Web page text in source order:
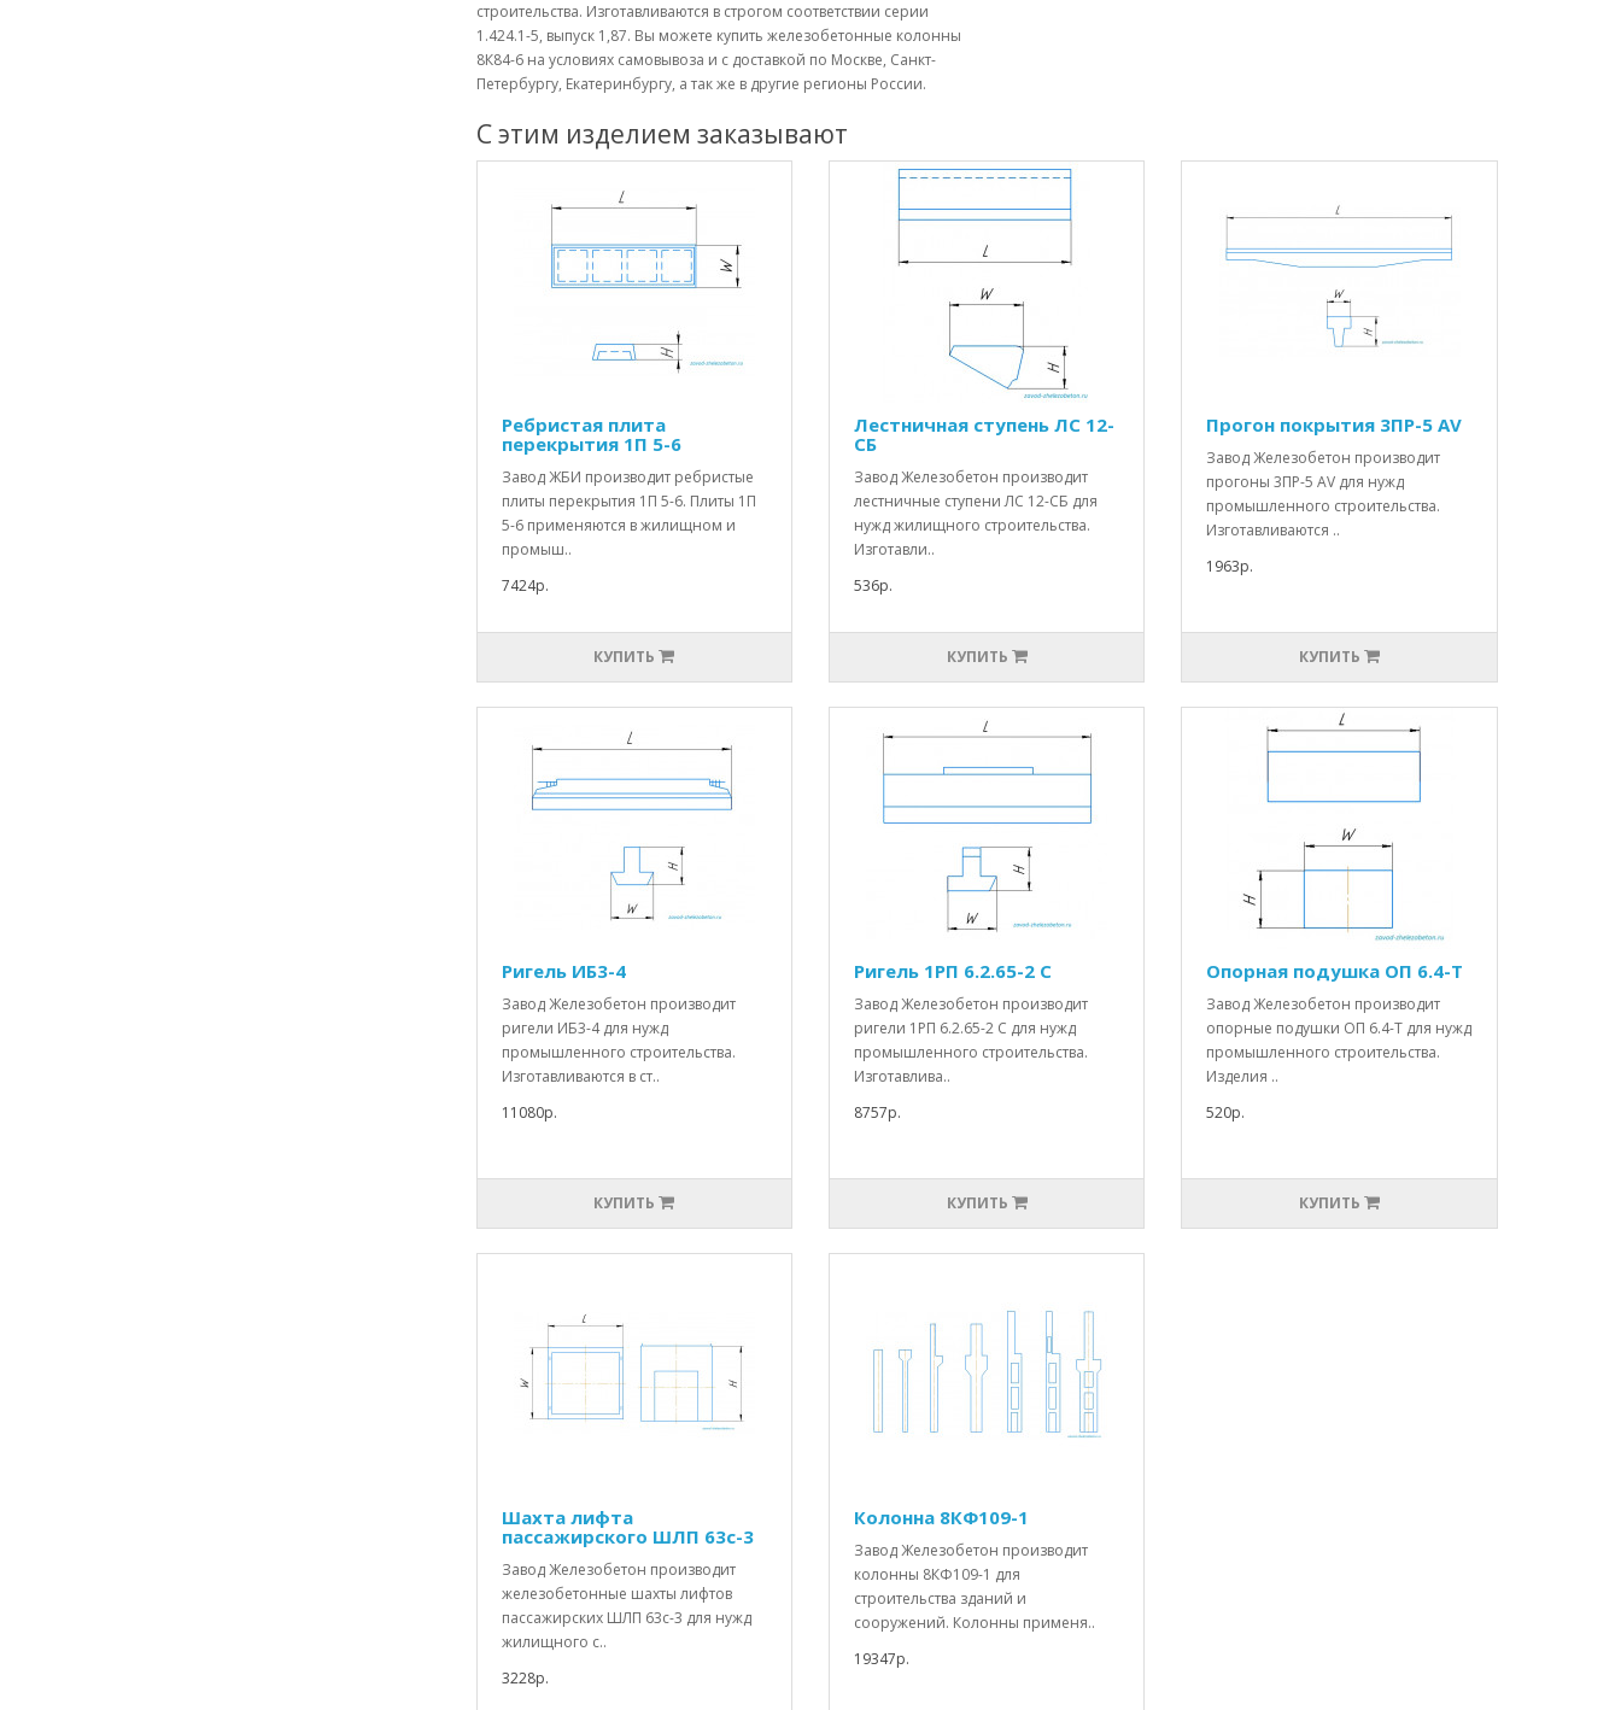
строительства. Изготавливаются в строгом соответствии серии
1.424.1-5, выпуск 1,87. Вы можете купить железобетонные колонны
8К84-6 на условиях самовывоза и с доставкой по Москве, Санкт-
Петербургу, Екатеринбургу, а так же в другие регионы России.
С этим изделием заказывают
Ребристая плита
перекрытия 1П 5-6
Завод ЖБИ производит ребристые
плиты перекрытия 1П 5-6. Плиты 1П
5-6 применяются в жилищном и
промыш..
7424р.
КУПИТЬ
Лестничная ступень ЛС 12-
СБ
Завод Железобетон производит
лестничные ступени ЛС 12-СБ для
нужд жилищного строительства.
Изготавли..
536р.
КУПИТЬ
Прогон покрытия 3ПР-5 АV
Завод Железобетон производит
прогоны 3ПР-5 АV для нужд
промышленного строительства.
Изготавливаются ..
1963р.
КУПИТЬ
Ригель ИБ3-4
Завод Железобетон производит
ригели ИБ3-4 для нужд
промышленного строительства.
Изготавливаются в ст..
11080р.
КУПИТЬ
Ригель 1РП 6.2.65-2 С
Завод Железобетон производит
ригели 1РП 6.2.65-2 С для нужд
промышленного строительства.
Изготавлива..
8757р.
КУПИТЬ
Опорная подушка ОП 6.4-Т
Завод Железобетон производит
опорные подушки ОП 6.4-Т для нужд
промышленного строительства.
Изделия ..
520р.
КУПИТЬ
Шахта лифта
пассажирского ШЛП 63с-3
Завод Железобетон производит
железобетонные шахты лифтов
пассажирских ШЛП 63с-3 для нужд
жилищного с..
3228р.
Колонна 8КФ109-1
Завод Железобетон производит
колонны 8КФ109-1 для
строительства зданий и
сооружений. Колонны применя..
19347р.